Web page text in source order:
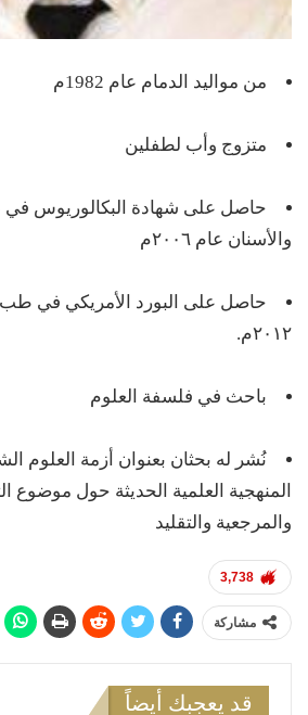
من مواليد الدمام عام 1982م
متزوج وأب لطفلين
حاصل على شهادة البكالوريوس
والأسنان عام ٢٠٠٦م
حاصل على البورد الأمريكي في طب
٢٠١٢م.
باحث في فلسفة العلوم
نُشر له بحثان بعنوان أزمة العلوم
المنهجية العلمية الحديثة حول موضوع
والمرجعية والتقليد
3,738
مشاركة
قد يعجبك أيضاً